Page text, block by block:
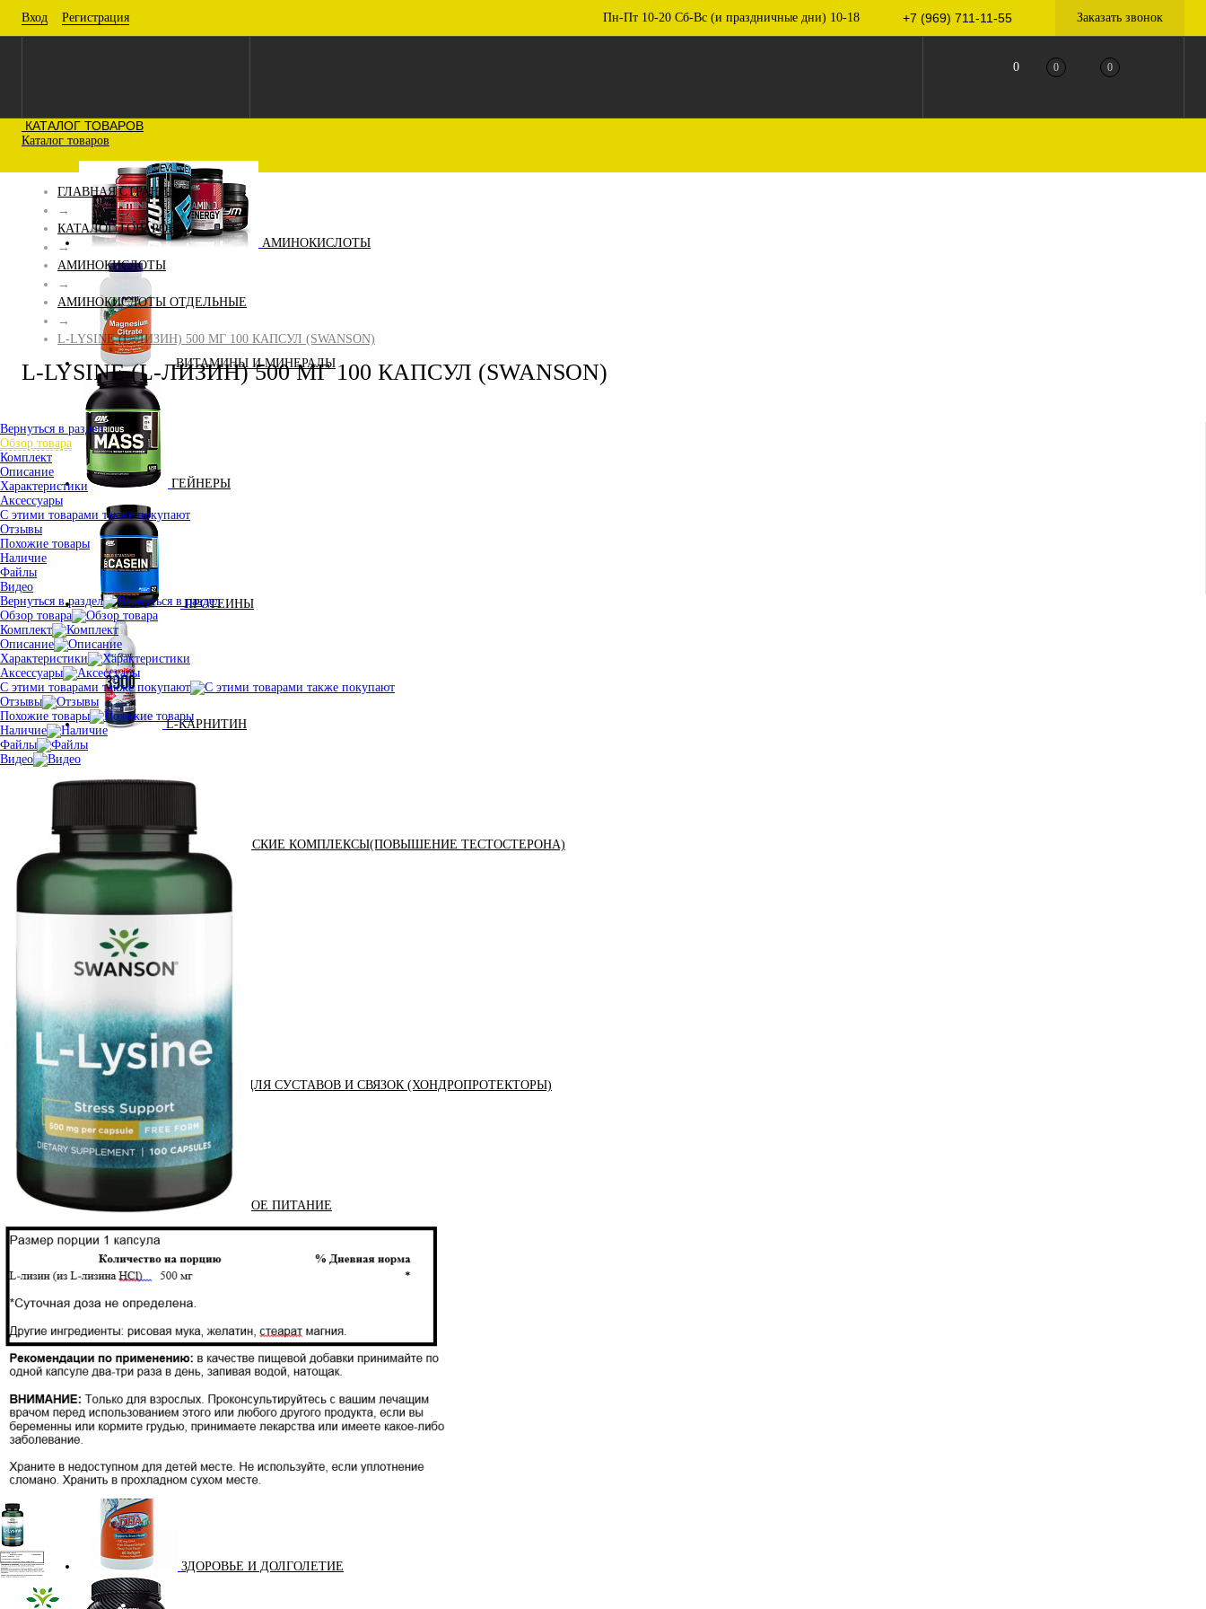
Вход Регистрация Пн-Пт 10-20 Сб-Вс (и праздничные дни) 10-18 +7 (969) 711-11-55 Заказать звонок
0 0 0
КАТАЛОГ ТОВАРОВ
Каталог товаров
АМИНОКИСЛОТЫ
ВИТАМИНЫ И МИНЕРАЛЫ
ГЕЙНЕРЫ
ПРОТЕИНЫ
L-КАРНИТИН
АНАБОЛИЧЕСКИЕ КОМПЛЕКСЫ(ПОВЫШЕНИЕ ТЕСТОСТЕРОНА)
АКСЕССУАРЫ
ДОБАВКИ ДЛЯ СУСТАВОВ И СВЯЗОК (ХОНДРОПРОТЕКТОРЫ)
ДИЕТИЧЕСКОЕ ПИТАНИЕ
ЖИРОСЖИГАТЕЛИ
ЗДОРОВЬЕ И ДОЛГОЛЕТИЕ
ГЛАВНАЯ СТРАНИЦА
→
КАТАЛОГ ТОВАРОВ
→
АМИНОКИСЛОТЫ
→
АМИНОКИСЛОТЫ ОТДЕЛЬНЫЕ
→
L-LYSINE (L-ЛИЗИН) 500 МГ 100 КАПСУЛ (SWANSON)
L-LYSINE (L-ЛИЗИН) 500 МГ 100 КАПСУЛ (SWANSON)
Вернуться в раздел
Обзор товара
Комплект
Описание
Характеристики
Аксессуары
С этими товарами также покупают
Отзывы
Похожие товары
Наличие
Файлы
Видео
Вернуться в раздел
Обзор товара
Комплект
Описание
Характеристики
Аксессуары
С этими товарами также покупают
Отзывы
Похожие товары
Наличие
Файлы
Видео